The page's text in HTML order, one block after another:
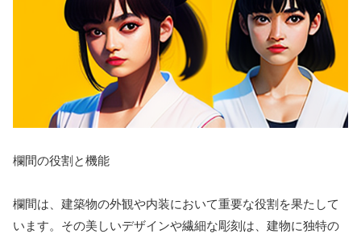
欄間の役割と機能
欄間は、建築物の外観や内装において重要な役割を果たして
います。その美しいデザインや繊細な彫刻は、建物に独特の